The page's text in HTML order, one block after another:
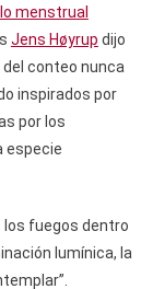
menstrual
Jens Høyrup dijo
conteo nunca
inspirados por
por los
especie
los fuegos dentro
lumínica, la